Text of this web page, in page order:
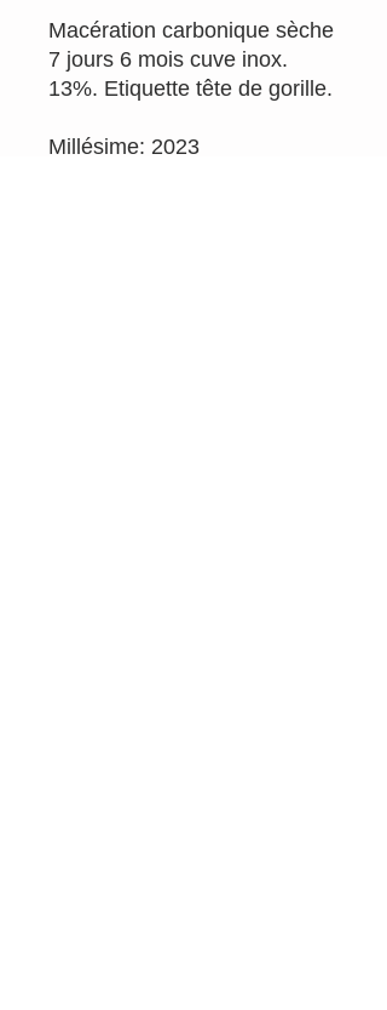
Macération carbonique sèche
7 jours 6 mois cuve inox.
13%. Etiquette tête de gorille.
Millésime: 2023